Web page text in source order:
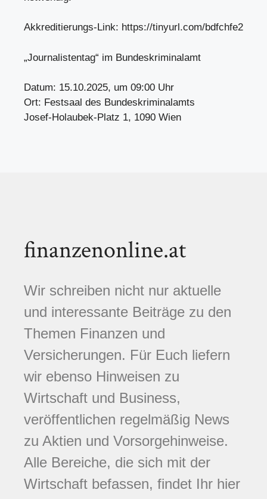
Akkreditierungs-Link: https://tinyurl.com/bdfchfe2
„Journalistentag“ im Bundeskriminalamt
Datum: 15.10.2025, um 09:00 Uhr
Ort: Festsaal des Bundeskriminalamts
Josef-Holaubek-Platz 1, 1090 Wien
finanzenonline.at
Wir schreiben nicht nur aktuelle
und interessante Beiträge zu den
Themen Finanzen und
Versicherungen. Für Euch liefern
wir ebenso Hinweisen zu
Wirtschaft und Business,
veröffentlichen regelmäßig News
zu Aktien und Vorsorgehinweise.
Alle Bereiche, die sich mit der
Wirtschaft befassen, findet Ihr hier